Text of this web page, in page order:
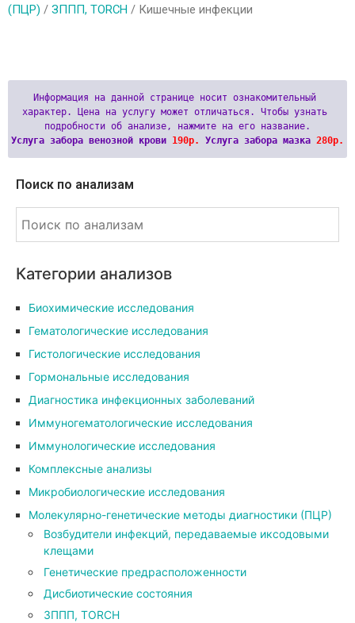
(ПЦР) / ЗППП, TORCH / Кишечные инфекции
Информация на данной странице носит ознакомительный
характер. Цена на услугу может отличаться. Чтобы узнать
Услуга забора венозной крови 190р. Услуга забора мазка 280р.
Поиск по анализам
Категории анализов
Биохимические исследования
Гематологические исследования
Гистологические исследования
Гормональные исследования
Диагностика инфекционных заболеваний
Иммуногематологические исследования
Иммунологические исследования
Комплексные анализы
Микробиологические исследования
Молекулярно-генетические методы диагностики (ПЦР)
Возбудители инфекций, передаваемые иксодовыми
клещами
Генетические предрасположенности
Дисбиотические состояния
ЗППП, TORCH